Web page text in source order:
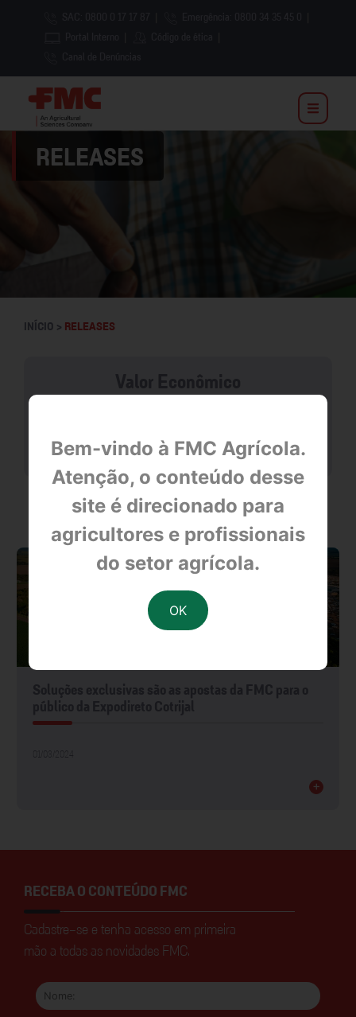
Bem-vindo à FMC Agrícola.
Atenção, o conteúdo desse
site é direcionado para
agricultores e profissionais
do setor agrícola.
RELEASES
INÍCIO > RELEASES
null
OUTRAS NOTÍCIAS
+
RECEBA O CONTEÚDO FMC
Cadastre-se e tenha acesso em primeira
mão a todas as novidades FMC.